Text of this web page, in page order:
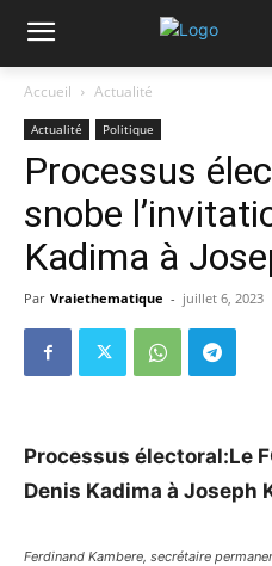
Accueil Actualité
Actualité Politique
Processus
snobe
Kadima à
Par Vraiethematique - juillet 6, 2023
Processus électoral:Le
Denis Kadima à Joseph
Ferdinand Kambere, secrétaire